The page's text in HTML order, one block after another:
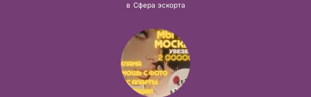
в Сфера эскорта